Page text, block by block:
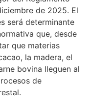
de 2025. El
será determinante
que, desde
que materias
la madera, el
bovina lleguen al
de